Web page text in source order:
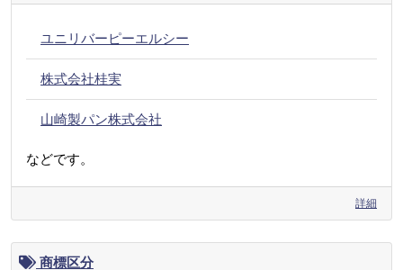
ユニリバーピーエルシー
株式会社桂実
山崎製パン株式会社
などです。
詳細
商標区分